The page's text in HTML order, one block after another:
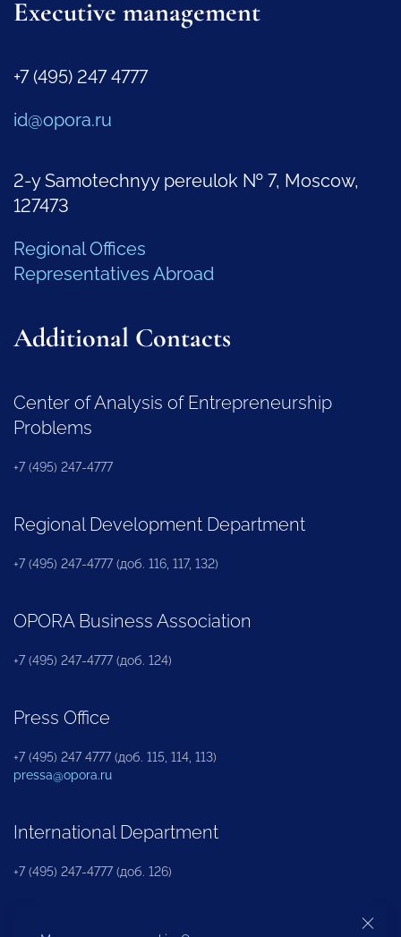
Executive management
+7 (495) 247 4777
id@opora.ru
2-y Samotechnyy pereulok № 7, Moscow,
127473
Regional Offices
Representatives Abroad
Additional Contacts
Center of Analysis of Entrepreneurship
Problems
+7 (495) 247-4777
Regional Development Department
+7 (495) 247-4777 (доб. 116, 117, 132)
OPORA Business Association
+7 (495) 247-4777 (доб. 124)
Press Office
+7 (495) 247 4777 (доб. 115, 114, 113)
pressa@opora.ru
International Department
+7 (495) 247-4777 (доб. 126)
Business and Investment Rights Protection